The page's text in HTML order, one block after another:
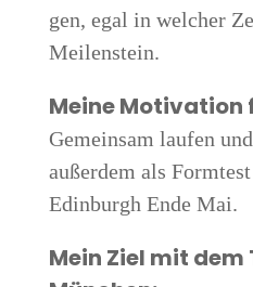
gen, egal in wel­cher
Meilenstein.
Mei­ne Moti­va­ti­on
Gemein­sam lau­fen
außer­dem als
Edin­burgh Ende Mai.
Mein Ziel mit dem